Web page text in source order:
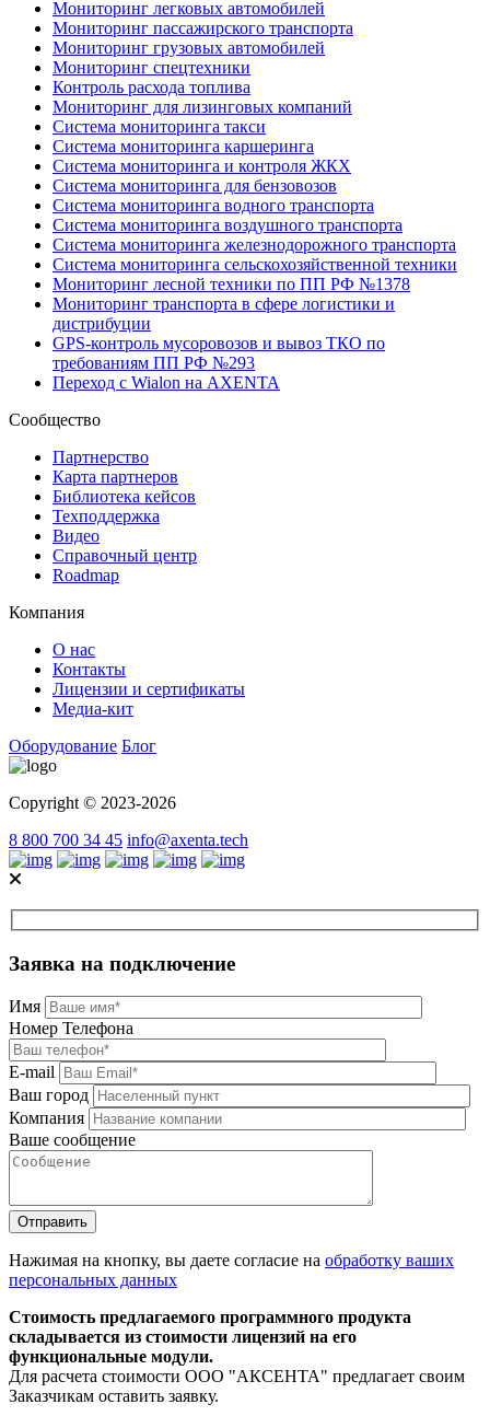
Мониторинг легковых автомобилей
Мониторинг пассажирского транспорта
Мониторинг грузовых автомобилей
Мониторинг спецтехники
Контроль расхода топлива
Мониторинг для лизинговых компаний
Система мониторинга такси
Система мониторинга каршеринга
Система мониторинга и контроля ЖКХ
Система мониторинга для бензовозов
Система мониторинга водного транспорта
Система мониторинга воздушного транспорта
Система мониторинга железнодорожного транспорта
Система мониторинга сельскохозяйственной техники
Мониторинг лесной техники по ПП РФ №1378
Мониторинг транспорта в сфере логистики и
дистрибуции
GPS-контроль мусоровозов и вывоз ТКО по
требованиям ПП РФ №293
Переход с Wialon на AXENTA
Сообщество
Партнерство
Карта партнеров
Библиотека кейсов
Техподдержка
Видео
Справочный центр
Roadmap
Компания
О нас
Контакты
Лицензии и сертификаты
Медиа-кит
Оборудование Блог
Copyright © 2023-2026
8 800 700 34 45 info@axenta.tech
Заявка на подключение
Имя
Номер Телефона
E-mail
Ваш город
Компания
Ваше сообщение
Нажимая на кнопку, вы даете согласие на обработку ваших
персональных данных
Стоимость предлагаемого программного продукта
складывается из стоимости лицензий на его
функциональные модули.
Для расчета стоимости ООО "АКСЕНТА" предлагает своим
Заказчикам оставить заявку.